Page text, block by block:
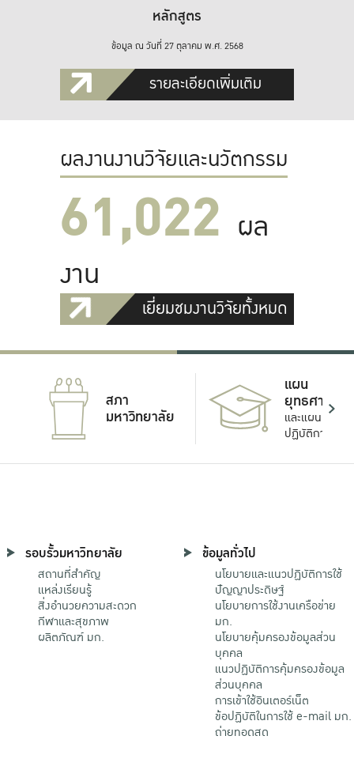
หลักสูตร
ข้อมูล ณ วันที่ 27 ตุลาคม พ.ศ. 2568
รายละเอียดเพิ่มเติม
ผลงานงานวิจัยและนวัตกรรม
61,022 ผล
งาน
เยี่ยมชมงานวิจัยทั้งหมด
สภา
มหาวิทยาลัย
แผน
ยุทธศาสตร์
และแผน
ปฏิบัติการ
รอบรั้วมหาวิทยาลัย
สถานที่สำคัญ
แหล่งเรียนรู้
สิ่งอำนวยความสะดวก
กีฬาและสุขภาพ
ผลิตภัณฑ์ มก.
ข้อมูลทั่วไป
นโยบายและแนวปฏิบัติการใช้
ปัญญาประดิษฐ์
นโยบายการใช้งานเครือข่าย
มก.
นโยบายคุ้มครองข้อมูลส่วน
บุคคล
แนวปฏิบัติการคุ้มครองข้อมูล
ส่วนบุคคล
การเข้าใช้อินเตอร์เน็ต
ข้อปฏิบัติในการใช้ e-mail มก.
ถ่ายทอดสด